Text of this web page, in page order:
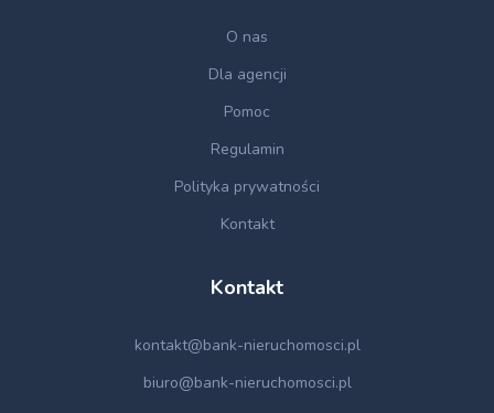
O nas
Dla agencji
Pomoc
Regulamin
Polityka prywatności
Kontakt
Kontakt
kontakt@bank-nieruchomosci.pl
biuro@bank-nieruchomosci.pl